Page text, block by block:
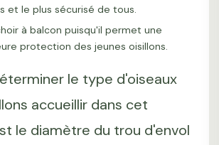
et le plus sécurisé de tous.
à balcon puisqu'il permet une
protection des jeunes oisillons.
le type d'oiseaux
accueillir dans cet
le diamètre du trou d'envol